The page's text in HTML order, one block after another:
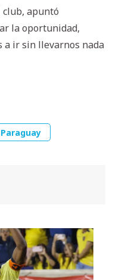
club, apuntó
la oportunidad,
a ir sin llevarnos nada